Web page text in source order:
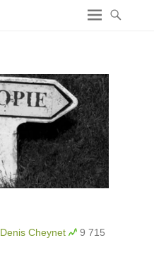
Denis Cheynet
9 715